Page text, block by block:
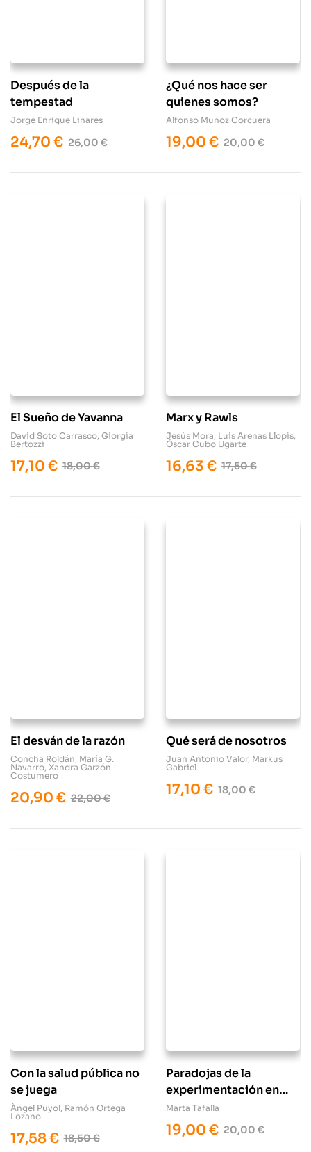
Después de la
tempestad
Jorge Enrique Linares
26,00€
24,70 €
¿Qué nos hace ser
quienes somos?
Alfonso Muñoz Corcuera
20,00€
19,00 €
El Sueño de Yavanna
David Soto Carrasco, Giorgia
Bertozzi
18,00€
17,10 €
Marx y Rawls
Jesús Mora, Luis Arenas Llopis,
Óscar Cubo Ugarte
17,50€
16,63 €
El desván de la razón
Concha Roldán, María G.
Navarro, Xandra Garzón
Costumero
22,00€
20,90 €
Qué será de nosotros
Juan Antonio Valor, Markus
Gabriel
18,00€
17,10 €
Con la salud pública no
se juega
Àngel Puyol, Ramón Ortega
Lozano
18,50€
17,58€
Paradojas de la
experimentación en
animales
Marta Tafalla
20,00€
19,00 €